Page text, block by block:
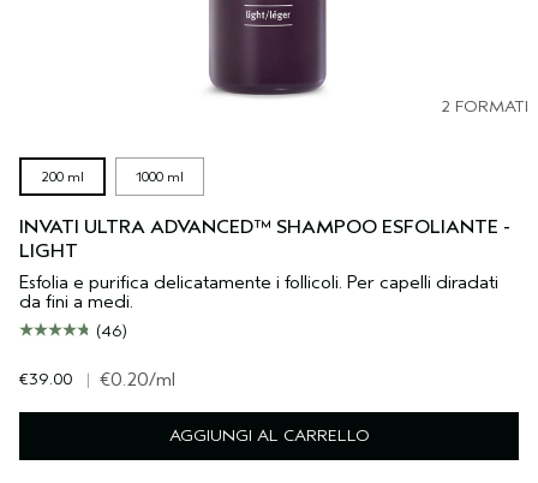
2 FORMATI
200 ml 1000 ml
INVATI ULTRA ADVANCED™ SHAMPOO ESFOLIANTE -
LIGHT
Esfolia e purifica delicatamente i follicoli. Per capelli diradati
da fini a medi.
(46)
€39.00 | €0.20/ml
AGGIUNGI AL CARRELLO